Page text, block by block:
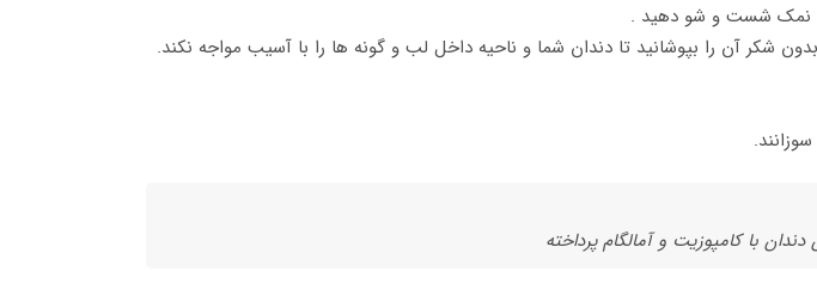
و نمک شست و شو دهید .
شکر آن را بپوشانید تا دندان شما و ناحیه داخل لب و گونه ها را با آسیب مواجه نکند.
با کامپوزیت و آمالگام پرداخته